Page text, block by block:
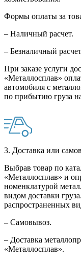
Формы оплаты за
– Наличный расчет.
– Безналичный
При заказе услуги
«Металлосплав»
автомобиля с
по прибытию груза
3. Доставка или
Выбрав товар по
«Металлосплав» и
номенклатурой
видом доставки
распространенных
– Самовывоз.
– Доставка
«Металлосплав».